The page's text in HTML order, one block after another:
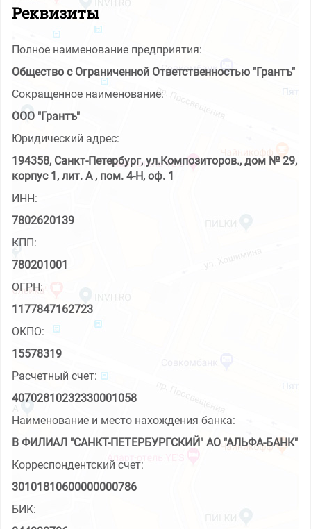
Реквизиты
Полное наименование предприятия:
Общество с Ограниченной Ответственностью "Грантъ"
Сокращенное наименование:
ООО "Грантъ"
Юридический адрес:
194358, Санкт-Петербург, ул.Композиторов., дом № 29,
корпус 1, лит. А , пом. 4-Н, оф. 1
ИНН:
7802620139
КПП:
780201001
ОГРН:
1177847162723
ОКПО:
15578319
Расчетный счет:
40702810232330001058
Наименование и место нахождения банка:
В ФИЛИАЛ "САНКТ-ПЕТЕРБУРГСКИЙ" АО "АЛЬФА-БАНК"
Корреспондентский счет:
30101810600000000786
БИК: